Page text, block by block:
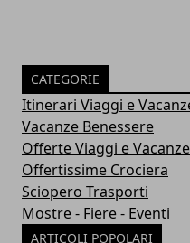
CATEGORIE
Itinerari Viaggi e
Vacanze Benessere
Offerte Viaggi e Vacanze
Offertissime Crociera
Sciopero Trasporti
Mostre - Fiere - Eventi
ARTICOLI POPOLARI